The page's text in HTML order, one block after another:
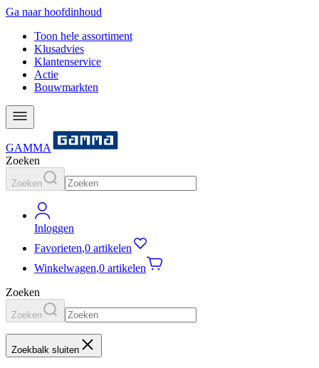
Ga naar hoofdinhoud
Toon hele assortiment
Klusadvies
Klantenservice
Actie
Bouwmarkten
GAMMA
Zoeken
Zoeken
Inloggen
Favorieten,0 artikelen
Winkelwagen,0 artikelen
Zoeken
Zoeken
Zoekbalk sluiten